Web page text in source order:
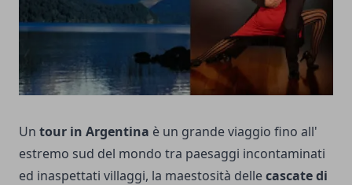
Un tour in Argentina è un grande viaggio fino all'
estremo sud del mondo tra paesaggi incontaminati
ed inaspettati villaggi, la maestosità dellecascate di